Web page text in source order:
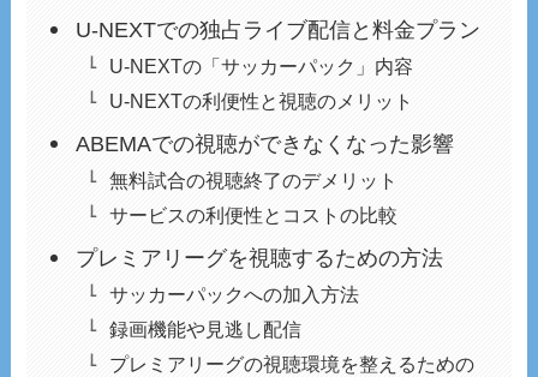
U-NEXTでの独占ライブ配信と料金プラン
U-NEXTの「サッカーパック」内容
U-NEXTの利便性と視聴のメリット
ABEMAでの視聴ができなくなった影響
無料試合の視聴終了のデメリット
サービスの利便性とコストの比較
プレミアリーグを視聴するための方法
サッカーパックへの加入方法
録画機能や見逃し配信
プレミアリーグの視聴環境を整えるための